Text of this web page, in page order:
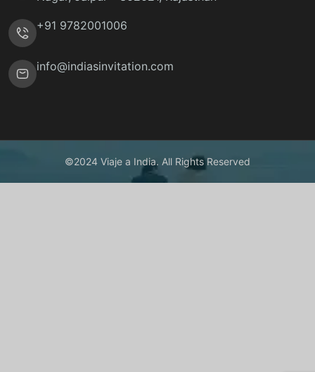
+91 9782001006
info@indiasinvitation.com
©2024 Viaje a India. All Rights Reserved